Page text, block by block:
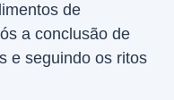
de
a conclusão de
e seguindo os ritos